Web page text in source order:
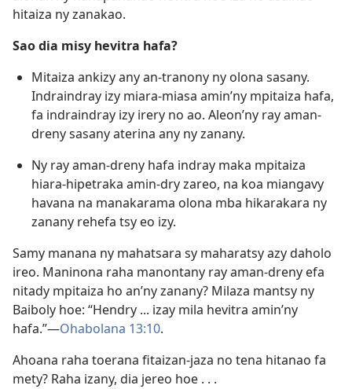
hitaiza ny zanakao.
Sao dia misy hevitra hafa?
Mitaiza ankizy any an-tranony ny olona sasany.
Indraindray izy miara-miasa amin’ny mpitaiza hafa,
fa indraindray izy irery no ao. Aleon’ny ray aman-
dreny sasany aterina any ny zanany.
Ny ray aman-dreny hafa indray maka mpitaiza
hiara-hipetraka amin-dry zareo, na koa miangavy
havana na manakarama olona mba hikarakara ny
zanany rehefa tsy eo izy.
Samy manana ny mahatsara sy maharatsy azy daholo
ireo. Maninona raha manontany ray aman-dreny efa
nitady mpitaiza ho an’ny zanany? Milaza mantsy ny
Baiboly hoe: “Hendry ... izay mila hevitra amin’ny
hafa.”—Ohabolana 13:10.
Ahoana raha toerana fitaizan-jaza no tena hitanao fa
mety? Raha izany, dia jereo hoe . . .